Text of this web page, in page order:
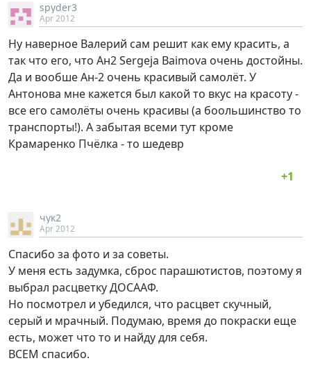
spyder3
Apr 2012
Ну наверное Валерий сам решит как ему красить, а
так что его, что Ан2 Sergeja Baimova очень достойны.
Да и вообше Aн-2 очень красивый самолёт. У
Антонова мне кажется был какой то вкус на красоту -
все его самолёты очень красивы (а боольшинство то
транспорты!). А забытая всеми тут кроме
Крамаренко Пчёлка - то шедевр
чук2
Apr 2012
Спасибо за фото и за советы.
У меня есть задумка, сброс парашютистов, поэтому я
выбрал расцветку ДОСААФ.
Но посмотрел и убедился, что расцвет скучный,
серый и мрачный. Подумаю, время до покраски еще
есть, может что то и найду для себя.
ВСЕМ спасибо.